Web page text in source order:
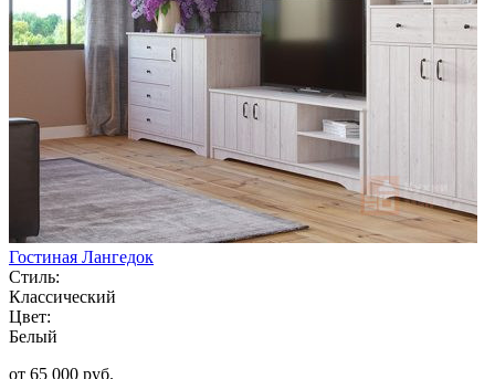
Гостиная Лангедок
Стиль:
Классический
Цвет:
Белый
от 65 000 руб.